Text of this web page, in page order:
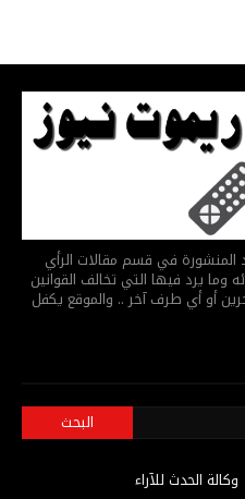
المنشورة في قسم مقالات الرأي
وما يرد فيها التي تخالف القوانين
أو أي طرف آخر .. والموقع يكفل
وكالة الحدث للآراء